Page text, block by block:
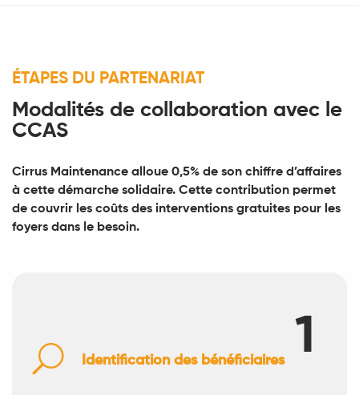
ÉTAPES DU PARTENARIAT
Modalités de collaboration avec le
CCAS
Cirrus Maintenance alloue 0,5% de son chiffre d’affaires
à cette démarche solidaire. Cette contribution permet
de couvrir les coûts des interventions gratuites pour les
foyers dans le besoin.
1
U Identification des bénéficiaires